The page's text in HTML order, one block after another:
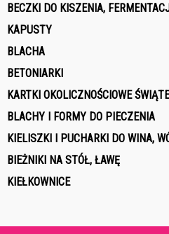
BECZKI DO KISZENIA,
KAPUSTY
BLACHA
BETONIARKI
KARTKI OKOLICZNOŚCIOWE
BLACHY I FORMY DO PIECZENIA
KIELISZKI I PUCHARKI DO WINA,
BIEŻNIKI NA STÓŁ, ŁAWĘ
KIEŁKOWNICE